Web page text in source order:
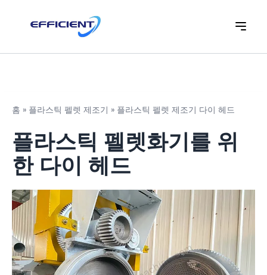
홈 » 플라스틱 펠렛 제조기 » 플라스틱 펠렛 제조기 다이 헤드
플라스틱 펠렛화기를 위
한 다이 헤드